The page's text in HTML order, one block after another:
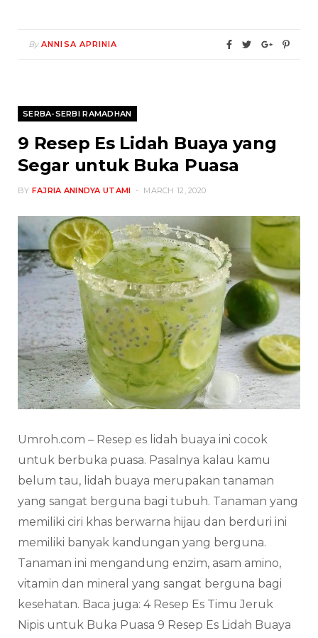
By ANNISA APRINIA
SERBA-SERBI RAMADHAN
9 Resep Es Lidah Buaya yang
Segar untuk Buka Puasa
BY FAJRIA ANINDYA UTAMI MARCH 12, 2020
Umroh.com – Resep es lidah buaya ini cocok
untuk berbuka puasa. Pasalnya kalau kamu
belum tau, lidah buaya merupakan tanaman
yang sangat berguna bagi tubuh. Tanaman yang
memiliki ciri khas berwarna hijau dan berduri ini
memiliki banyak kandungan yang berguna.
Tanaman ini mengandung enzim, asam amino,
vitamin dan mineral yang sangat berguna bagi
kesehatan. Baca juga: 4 Resep Es Timu Jeruk
Nipis untuk Buka Puasa 9 Resep Es Lidah Buaya